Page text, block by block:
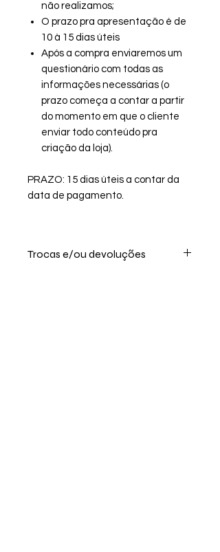
não realizamos;
O prazo pra apresentação é de
10 à 15 dias úteis
Após a compra enviaremos um
questionário com todas as
informações necessárias (o
prazo começa a contar a partir
do momento em que o cliente
enviar todo conteúdo pra
criação da loja).
PRAZO: 15 dias úteis a contar da
data de pagamento.
Trocas e/ou devoluções